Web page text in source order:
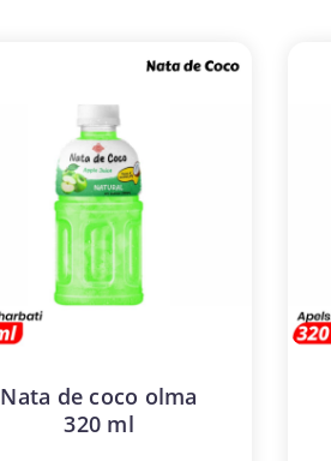
Nata de coco olma
320 ml